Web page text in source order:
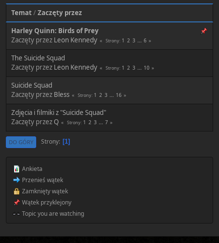
Temat / Zaczęty przez
Harley Quinn: Birds of Prey
Zaczęty przez Leon Kennedy Strony 1 2 3 ... 6
The Suicide Squad
Zaczęty przez Leon Kennedy Strony 1 2 3 ... 10
Suicide Squad
Zaczęty przez Bless Strony 1 2 3 ... 16
Zdjęcia i filmiki z "Suicide Squad"
Zaczęty przez Q Strony 1 2 3 ... 7
DO GÓRY Strony 1
Ankieta
Przenieś wątek
Zamknięty wątek
Wątek przyklejony
Topic you are watching